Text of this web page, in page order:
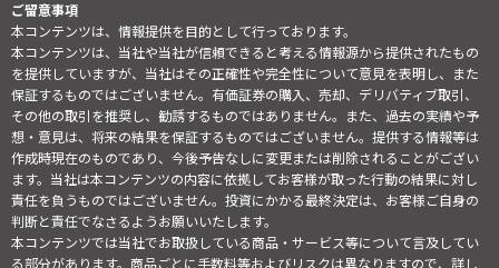
ご留意事項
本コンテンツは、情報提供を目的として行っております。
本コンテンツは、当社や当社が信頼できると考える情報源から提供されたもの
を提供していますが、当社はその正確性や完全性について意見を表明し、また
保証するものではございません。有価証券の購入、売却、デリバティブ取引、
その他の取引を推奨し、勧誘するものではありません。また、過去の実績や予
想・意見は、将来の結果を保証するものではございません。提供する情報等は
作成時現在のものであり、今後予告なしに変更または削除されることがござい
ます。当社は本コンテンツの内容に依拠してお客様が取った行動の結果に対し
責任を負うものではございません。投資にかかる最終決定は、お客様ご自身の
判断と責任でなさるようお願いいたします。
本コンテンツでは当社でお取扱している商品・サービス等について言及してい